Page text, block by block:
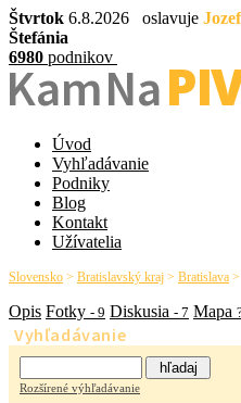
Štvrtok 6.8.2026 oslavuje
Štefánia
6980 podnikov
Kam Na
Úvod
Vyhľadávanie
Podniky
Blog
Kontakt
Užívatelia
Slovensko > Bratislavský kraj > Bratislava >
Opis Fotky - 9 Diskusia - 7 Mapa
Vyhľadávanie
Rozšírené výhľadávanie